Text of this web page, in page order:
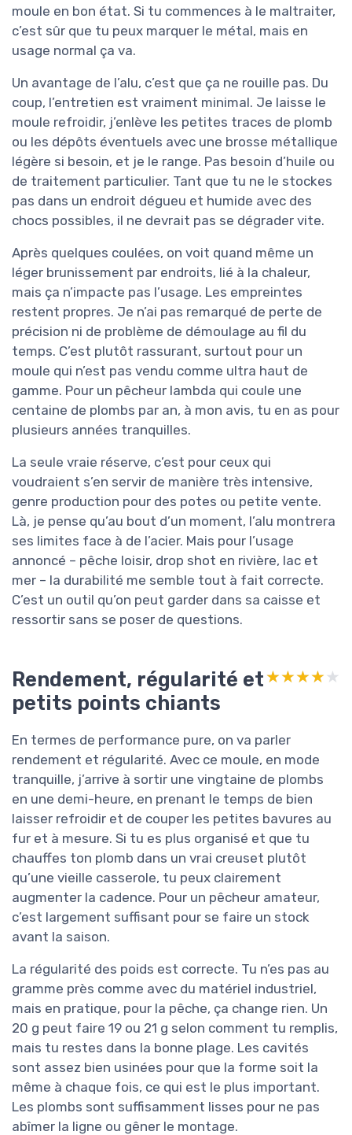
moule en bon état. Si tu commences à le maltraiter,
c’est sûr que tu peux marquer le métal, mais en
usage normal ça va.
Un avantage de l’alu, c’est que ça ne rouille pas. Du
coup, l’entretien est vraiment minimal. Je laisse le
moule refroidir, j’enlève les petites traces de plomb
ou les dépôts éventuels avec une brosse métallique
légère si besoin, et je le range. Pas besoin d’huile ou
de traitement particulier. Tant que tu ne le stockes
pas dans un endroit dégueu et humide avec des
chocs possibles, il ne devrait pas se dégrader vite.
Après quelques coulées, on voit quand même un
léger brunissement par endroits, lié à la chaleur,
mais ça n’impacte pas l’usage. Les empreintes
restent propres. Je n’ai pas remarqué de perte de
précision ni de problème de démoulage au fil du
temps. C’est plutôt rassurant, surtout pour un
moule qui n’est pas vendu comme ultra haut de
gamme. Pour un pêcheur lambda qui coule une
centaine de plombs par an, à mon avis, tu en as pour
plusieurs années tranquilles.
La seule vraie réserve, c’est pour ceux qui
voudraient s’en servir de manière très intensive,
genre production pour des potes ou petite vente.
Là, je pense qu’au bout d’un moment, l’alu montrera
ses limites face à de l’acier. Mais pour l’usage
annoncé – pêche loisir, drop shot en rivière, lac et
mer – la durabilité me semble tout à fait correcte.
C’est un outil qu’on peut garder dans sa caisse et
ressortir sans se poser de questions.
Rendement, régularité et
petits points chiants
★★★★★
★★★★★
En termes de performance pure, on va parler
rendement et régularité. Avec ce moule, en mode
tranquille, j’arrive à sortir une vingtaine de plombs
en une demi-heure, en prenant le temps de bien
laisser refroidir et de couper les petites bavures au
fur et à mesure. Si tu es plus organisé et que tu
chauffes ton plomb dans un vrai creuset plutôt
qu’une vieille casserole, tu peux clairement
augmenter la cadence. Pour un pêcheur amateur,
c’est largement suffisant pour se faire un stock
avant la saison.
La régularité des poids est correcte. Tu n’es pas au
gramme près comme avec du matériel industriel,
mais en pratique, pour la pêche, ça change rien. Un
20 g peut faire 19 ou 21 g selon comment tu remplis,
mais tu restes dans la bonne plage. Les cavités
sont assez bien usinées pour que la forme soit la
même à chaque fois, ce qui est le plus important.
Les plombs sont suffisamment lisses pour ne pas
abîmer la ligne ou gêner le montage.